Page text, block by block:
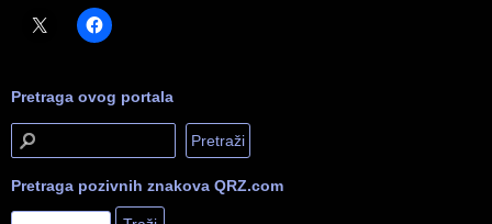
Pretraga ovog portala
Pretraga pozivnih znakova QRZ.com